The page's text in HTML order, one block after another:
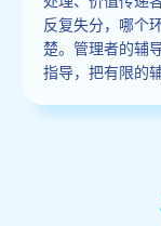
反复失分，哪个
楚。管理者的辅
指导，把有限的